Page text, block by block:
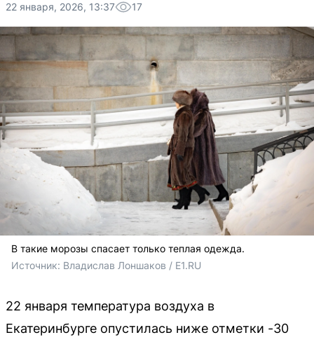
22 января, 2026, 13:37 17
В такие морозы спасает только теплая одежда.
Источник: Владислав Лоншаков / E1.RU
22 января температура воздуха в
Екатеринбурге опустилась ниже отметки -30